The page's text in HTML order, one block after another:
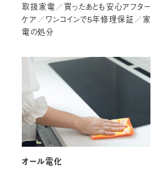
取扱家電／買ったあとも安心アフター
ケア／ワンコインで5年修理保証／家
電の処分
オール電化